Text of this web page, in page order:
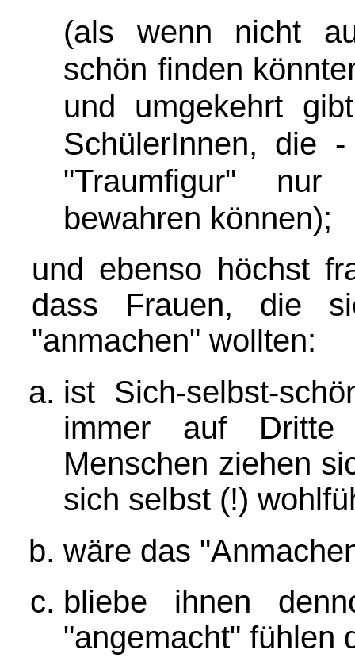
(als wenn nicht
schön finden
und umgekehrt
SchülerInnen, die
"Traumfigur"
bewahren können);
und ebenso höchst
dass Frauen, die
"anmachen" wollten:
ist Sich-selbst-
immer auf Dritte
Menschen ziehen
sich selbst (!)
wäre das
bliebe ihnen
"angemacht" fühlen